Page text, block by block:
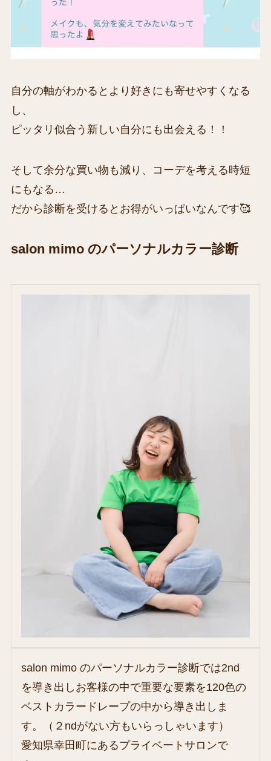
自分の軸がわかるとより好きにも寄せやすくなる
し、
ピッタリ似合う新しい自分にも出会える！！
そして余分な買い物も減り、コーデを考える時短
にもなる…
だから診断を受けるとお得がいっぱいなんです🥰
salon mimo のパーソナルカラー診断
salon mimo のパーソナルカラー診断では2nd
を導き出しお客様の中で重要な要素を120色の
ベストカラードレープの中から導き出しま
す。（２ndがない方もいらっしゃいます）
愛知県幸田町にあるプライベートサロンで